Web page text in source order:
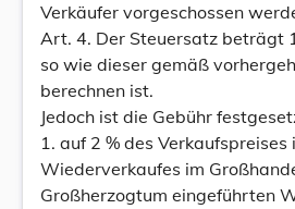
Verkäufer vorgeschossen
Art. 4. Der Steuersatz beträgt
so wie dieser gemäß
berechnen ist.
Jedoch ist die Gebühr
1. auf 2 % des Verkaufspreises
Wiederverkaufes im
Großherzogtum eingeführten